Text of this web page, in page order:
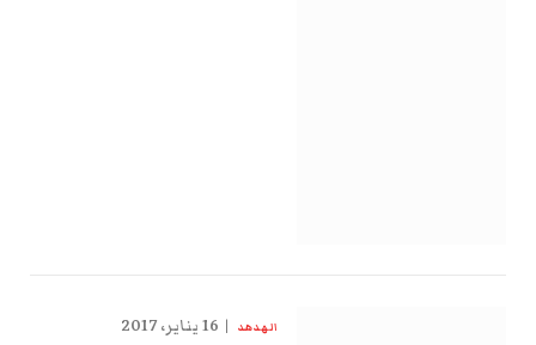
الهدهد 16 يناير، 2017